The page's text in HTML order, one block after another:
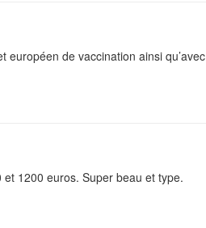
de vaccination ainsi
1200 euros. Super beau et type.